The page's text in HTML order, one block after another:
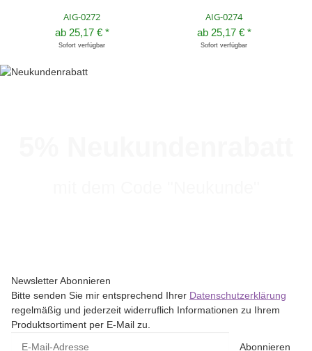
AIG-0272
ab 25,17 € *
Sofort verfügbar
AIG-0274
ab 25,17 € *
Sofort verfügbar
Newsletter Abonnieren
Bitte senden Sie mir entsprechend Ihrer Datenschutzerklärung
regelmäßig und jederzeit widerruflich Informationen zu Ihrem
Produktsortiment per E-Mail zu.
Abonnieren